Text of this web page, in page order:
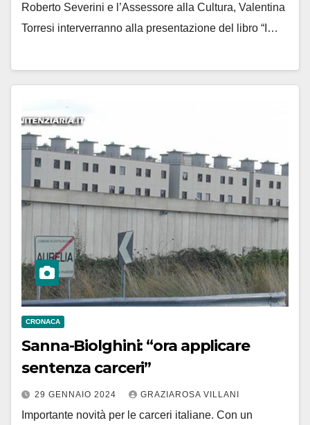
Roberto Severini e l’Assessore alla Cultura, Valentina
Torresi interverranno alla presentazione del libro “I…
CRONACA
Sanna-Biolghini: “ora applicare
sentenza carceri”
29 GENNAIO 2024 GRAZIAROSA VILLANI
Importante novità per le carceri italiane. Con un